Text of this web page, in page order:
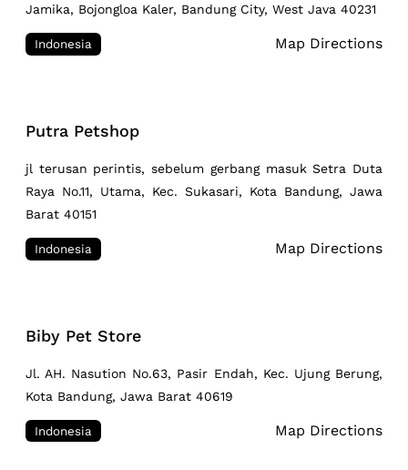
Jamika, Bojongloa Kaler, Bandung City, West Java 40231
Indonesia Map Directions
Putra Petshop
jl terusan perintis, sebelum gerbang masuk Setra Duta
Raya No.11, Utama, Kec. Sukasari, Kota Bandung, Jawa
Barat 40151
Indonesia Map Directions
Biby Pet Store
Jl. AH. Nasution No.63, Pasir Endah, Kec. Ujung Berung,
Kota Bandung, Jawa Barat 40619
Indonesia Map Directions